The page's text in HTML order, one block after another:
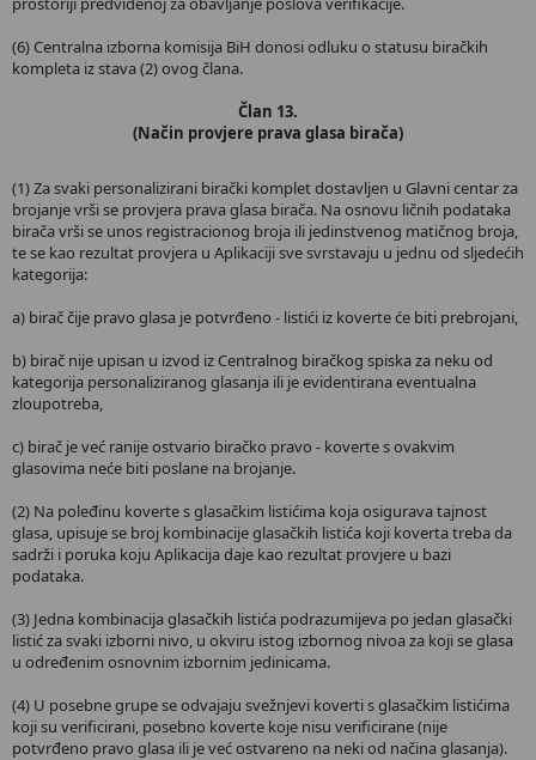
(6) Centralna izborna komisija BiH donosi odluku o statusu biračkih
kompleta iz stava (2) ovog člana.
Član 13.
(Način provjere prava glasa birača)
(1) Za svaki personalizirani birački komplet dostavljen u Glavni centar za
brojanje vrši se provjera prava glasa birača. Na osnovu ličnih podataka
birača vrši se unos registracionog broja ili jedinstvenog matičnog broja,
te se kao rezultat provjera u Aplikaciji sve svrstavaju u jednu od sljedećih
kategorija:
a) birač čije pravo glasa je potvrđeno - listići iz koverte će biti prebrojani,
b) birač nije upisan u izvod iz Centralnog biračkog spiska za neku od
kategorija personaliziranog glasanja ili je evidentirana eventualna
zloupotreba,
c) birač je već ranije ostvario biračko pravo - koverte s ovakvim
glasovima neće biti poslane na brojanje.
(2) Na poleđinu koverte s glasačkim listićima koja osigurava tajnost
glasa, upisuje se broj kombinacije glasačkih listića koji koverta treba da
sadrži i poruka koju Aplikacija daje kao rezultat provjere u bazi
podataka.
(3) Jedna kombinacija glasačkih listića podrazumijeva po jedan glasački
listić za svaki izborni nivo, u okviru istog izbornog nivoa za koji se glasa
u određenim osnovnim izbornim jedinicama.
(4) U posebne grupe se odvajaju svežnjevi koverti s glasačkim listićima
koji su verificirani, posebno koverte koje nisu verificirane (nije
potvrđeno pravo glasa ili je već ostvareno na neki od načina glasanja).